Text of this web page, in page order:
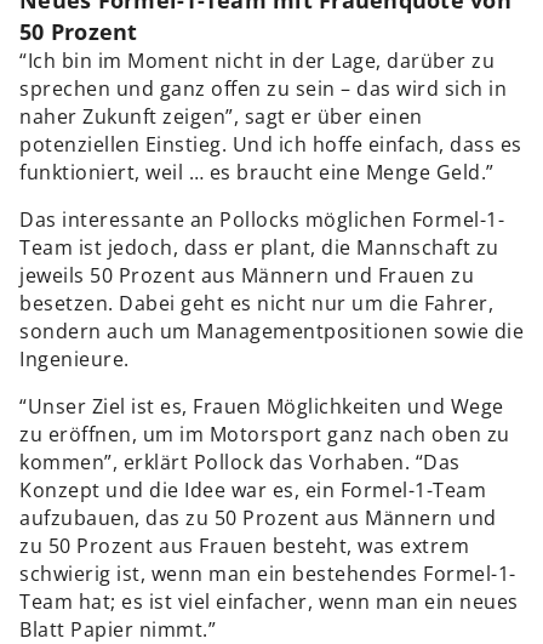
50 Prozent
“Ich bin im Moment nicht in der Lage, darüber zu
sprechen und ganz offen zu sein – das wird sich in
naher Zukunft zeigen”, sagt er über einen
potenziellen Einstieg. Und ich hoffe einfach, dass es
funktioniert, weil … es braucht eine Menge Geld.”
Das interessante an Pollocks möglichen Formel-1-
Team ist jedoch, dass er plant, die Mannschaft zu
jeweils 50 Prozent aus Männern und Frauen zu
besetzen. Dabei geht es nicht nur um die Fahrer,
sondern auch um Managementpositionen sowie die
Ingenieure.
“Unser Ziel ist es, Frauen Möglichkeiten und Wege
zu eröffnen, um im Motorsport ganz nach oben zu
kommen”, erklärt Pollock das Vorhaben. “Das
Konzept und die Idee war es, ein Formel-1-Team
aufzubauen, das zu 50 Prozent aus Männern und
zu 50 Prozent aus Frauen besteht, was extrem
schwierig ist, wenn man ein bestehendes Formel-1-
Team hat; es ist viel einfacher, wenn man ein neues
Blatt Papier nimmt.”